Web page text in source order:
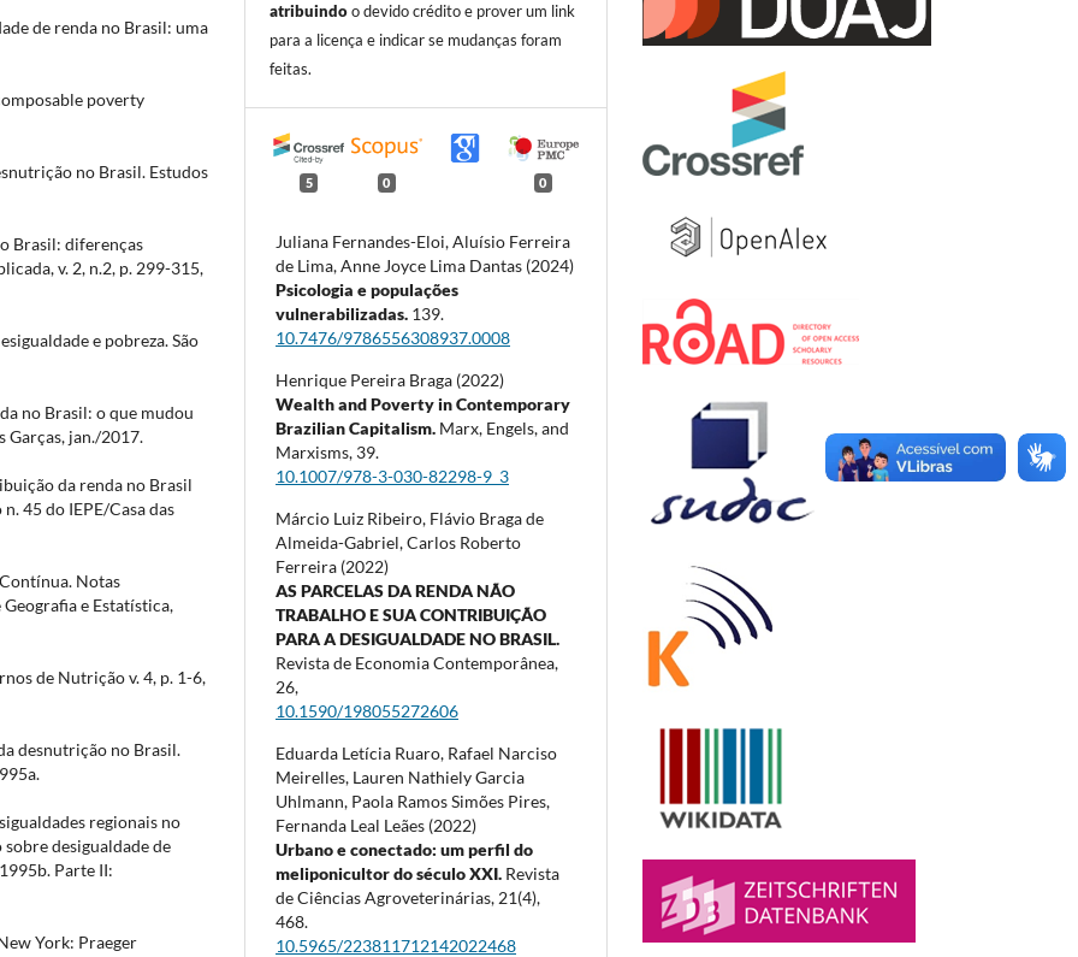
de renda no Brasil: uma
poverty
no Brasil. Estudos
Brasil: diferenças
v. 2, n.2, p. 299-315,
e pobreza. São
no Brasil: o que mudou
Garças, jan./2017.
da renda no Brasil
45 do IEPE/Casa das
Notas
e Estatística,
de Nutrição v. 4, p. 1-6,
desnutrição no Brasil.
regionais no
sobre desigualdade de
Parte II:
York: Praeger
atribuindoo devido crédito e prover um link
para a licença e indicar se mudanças foram
feitas.
5 0 0
Juliana Fernandes-Eloi, Aluísio Ferreira
de Lima, Anne Joyce Lima Dantas (2024)
Psicologia e populações
vulnerabilizadas. 139.
10.7476/9786556308937.0008
Henrique Pereira Braga (2022)
Wealth and Poverty in Contemporary
Brazilian Capitalism. Marx, Engels, and
Marxisms, 39.
10.1007/978-3-030-82298-9_3
Márcio Luiz Ribeiro, Flávio Braga de
Almeida-Gabriel, Carlos Roberto
Ferreira (2022)
AS PARCELAS DA RENDA NÃO
TRABALHO E SUA CONTRIBUIÇÃO
PARA A DESIGUALDADE NO BRASIL.
Revista de Economia Contemporânea,
26,
10.1590/198055272606
Eduarda Letícia Ruaro, Rafael Narciso
Meirelles, Lauren Nathiely Garcia
Uhlmann, Paola Ramos Simões Pires,
Fernanda Leal Leães (2022)
Urbano e conectado: um perfil do
meliponicultor do século XXI. Revista
de Ciências Agroveterinárias, 21(4),
468.
10.5965/223811712142022468